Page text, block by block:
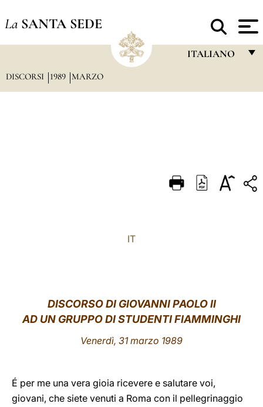
La SANTA SEDE
ITALIANO
DEUTSCH
DISCORSI 1989 MARZO
IT
DISCORSO DI GIOVANNI PAOLO II
AD UN GRUPPO DI STUDENTI FIAMMINGHI
Venerdì, 31 marzo 1989
É per me una vera gioia ricevere e salutare voi,
giovani, che siete venuti a Roma con il pellegrinaggio